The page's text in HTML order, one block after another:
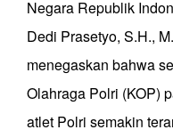
Negara Republik
Dedi Prasetyo, S.H.,
menegaskan bahwa
Olahraga Polri (KOP)
atlet Polri semakin